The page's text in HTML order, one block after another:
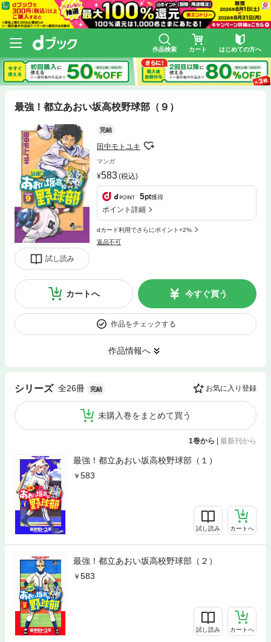
作品検索 カート はじめての方へ
最強！都立あおい坂高校野球部（９）
試し読み
完結
田中モトユキ
マンガ
583(税込)
5pt獲得
ポイント詳細
dカード利用でさらにポイント+2%
返品不可
カートへ 今すぐ買う
作品をチェックする
作品情報へ
シリーズ 全26冊 完結 お気に入り登録
未購入巻をまとめて買う
1巻から 最新刊から
最強！都立あおい坂高校野球部（１）
583
試し読み カートへ
最強！都立あおい坂高校野球部（２）
583
試し読み カートへ